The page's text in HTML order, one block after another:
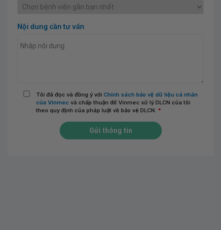
Nội dung cần tư vấn
Tôi đã đọc và đồng ý với Chính sách bảo vệ dữ liệu cá nhân
của Vinmec và chấp thuận để Vinmec xử lý DLCN của tôi
theo quy định của pháp luật về bảo vệ DLCN. *
Gửi thông tin